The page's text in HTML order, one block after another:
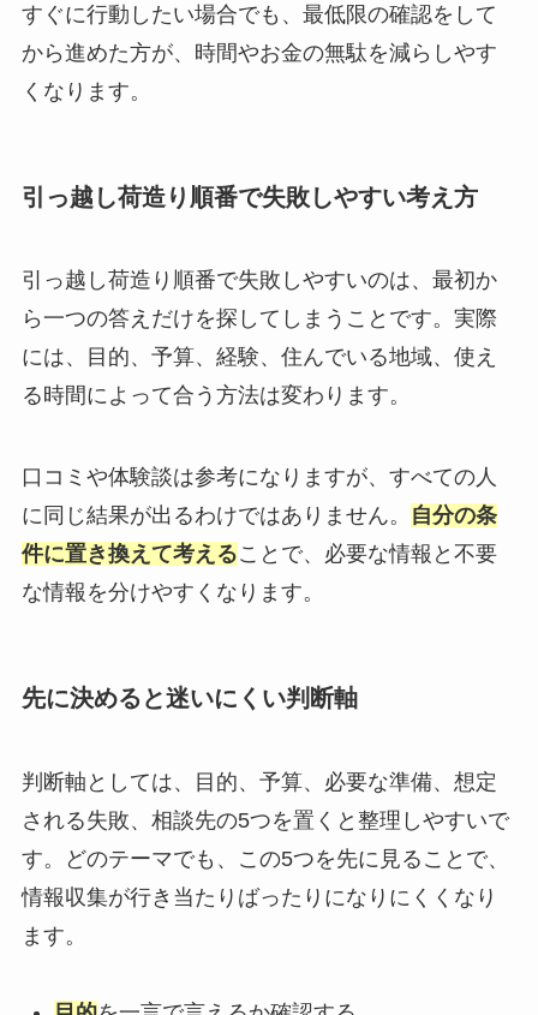
すぐに行動したい場合でも、最低限の確認をして
から進めた方が、時間やお金の無駄を減らしやす
くなります。
引っ越し荷造り順番で失敗しやすい考え方
引っ越し荷造り順番で失敗しやすいのは、最初か
ら一つの答えだけを探してしまうことです。実際
には、目的、予算、経験、住んでいる地域、使え
る時間によって合う方法は変わります。
口コミや体験談は参考になりますが、すべての人
に同じ結果が出るわけではありません。
自分の条
件に置き換えて考えることで、必要な情報と不要
な情報を分けやすくなります。
先に決めると迷いにくい判断軸
判断軸としては、目的、予算、必要な準備、想定
される失敗、相談先の5つを置くと整理しやすいで
す。どのテーマでも、この5つを先に見ることで、
情報収集が行き当たりばったりになりにくくなり
ます。